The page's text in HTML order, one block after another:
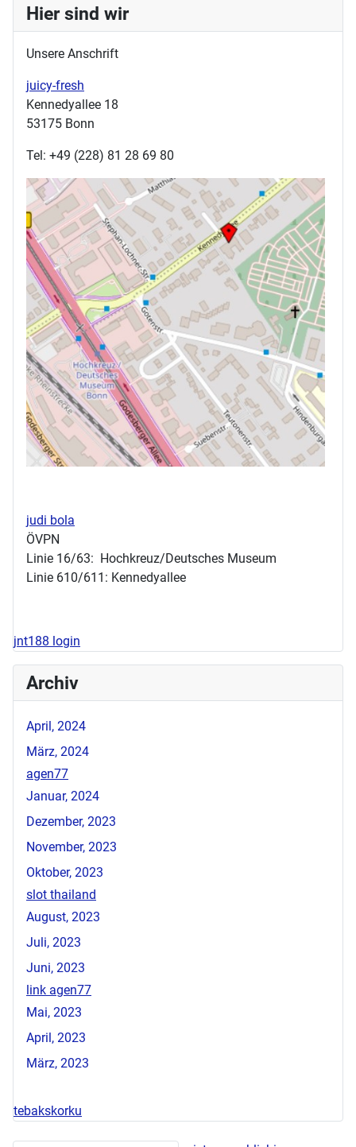
Hier sind wir
Unsere Anschrift
juicy-fresh
Kennedyallee 18
53175 Bonn
Tel: +49 (228) 81 28 69 80
judi bola
ÖVPN
Linie 16/63: Hochkreuz/Deutsches Museum
Linie 610/611: Kennedyallee
jnt188 login
Archiv
April, 2024
März, 2024
agen77
Januar, 2024
Dezember, 2023
November, 2023
Oktober, 2023
slot thailand
August, 2023
Juli, 2023
Juni, 2023
link agen77
Mai, 2023
April, 2023
März, 2023
tebakskorku